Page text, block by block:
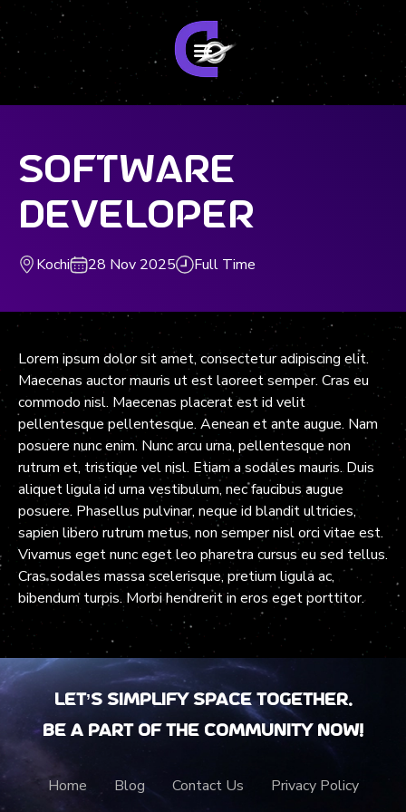
Software
Developer
Kochi 28 Nov 2025 Full Time
Lorem ipsum dolor sit amet, consectetur adipiscing elit.
Maecenas auctor mauris ut est laoreet semper. Cras eu
commodo nisl. Maecenas placerat est id velit
pellentesque pellentesque. Aenean et ante augue. Nam
posuere nunc enim. Nunc arcu urna, pellentesque non
rutrum et, tristique vel nisl. Etiam a sodales mauris. Duis
aliquet ligula id urna vestibulum, nec faucibus augue
posuere. Phasellus pulvinar, neque id blandit ultricies,
sapien libero rutrum metus, non semper nisl orci vitae est.
Vivamus eget nunc eget leo pharetra cursus eu sed tellus.
Cras sodales massa scelerisque, pretium ligula ac,
bibendum turpis. Morbi hendrerit in eros eget porttitor.
Let’s Simplify Space together.
Be a part of the community now!
Home Blog Contact Us Privacy Policy